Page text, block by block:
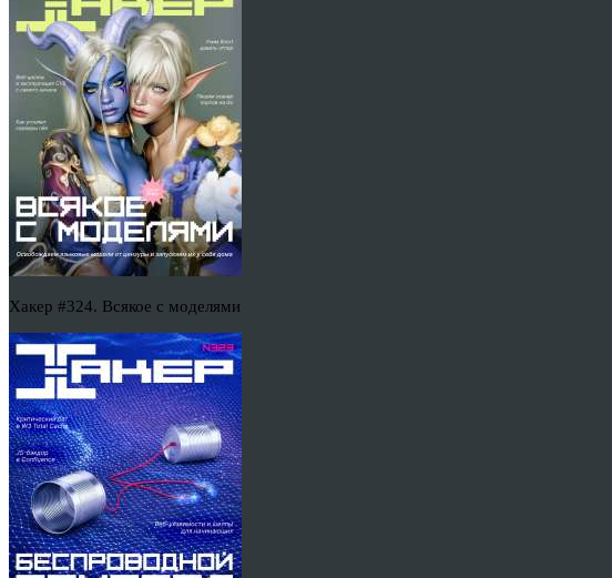
Хакер #324. Всякое с моделями